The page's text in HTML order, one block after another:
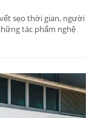
sẹo thời gian, người
tác phẩm nghệ